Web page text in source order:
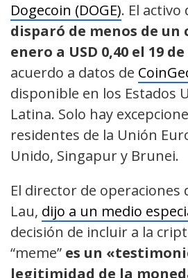
Dogecoin (DOGE). El activo
disparó de menos de un
enero a USD 0,40 el 19
acuerdo a datos de
disponible en los Estados
Latina. Solo hay
residentes de la Unión
Unido, Singapur y Brunei.
El director de operaciones
Lau, dijo a un medio
decisión de incluir a la
“meme” es un
legitimidad de la